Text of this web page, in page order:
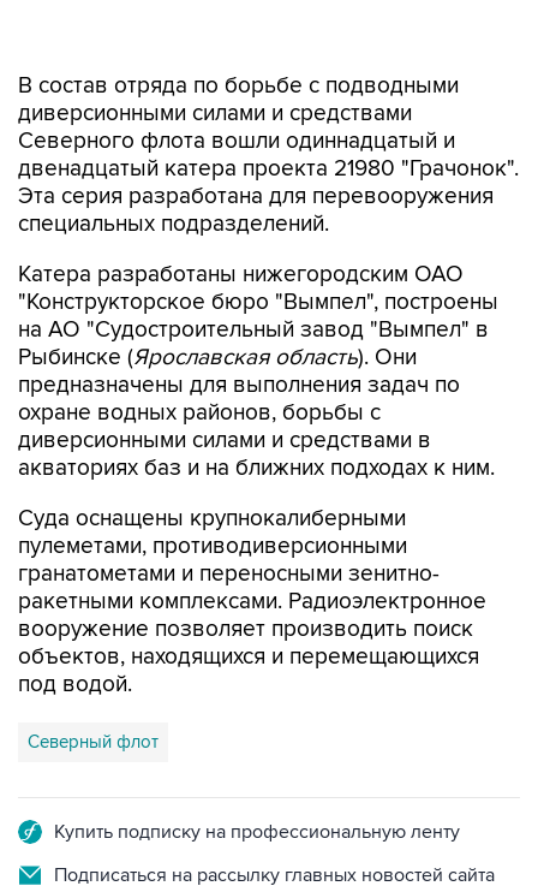
Северного флота вошли одиннадцатый и
двенадцатый катера проекта 21980 "Грачонок".
Эта серия разработана для перевооружения
специальных подразделений.
Катера разработаны нижегородским ОАО
на АО "Судостроительный завод "Вымпел" в
Рыбинске (Ярославская область). Они
предназначены для выполнения задач по
охране водных районов, борьбы с
диверсионными силами и средствами в
акваториях баз и на ближних подходах к ним.
Суда оснащены крупнокалиберными
гранатометами и переносными зенитно-
ракетными комплексами. Радиоэлектронное
вооружение позволяет производить поиск
объектов, находящихся и перемещающихся
под водой.
Северный флот
Подписаться на рассылку главных новостей сайта
Получать оперативные новости в официальном